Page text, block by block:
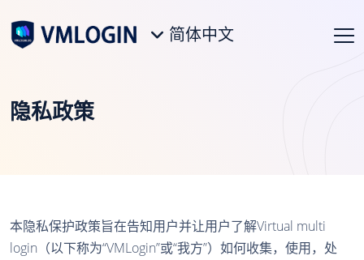
简体中文
隐私政策
本隐私保护政策旨在告知用户并让用户了解Virtual multi
login（以下称为“VMLogin”或“我方”）如何收集，使用，处